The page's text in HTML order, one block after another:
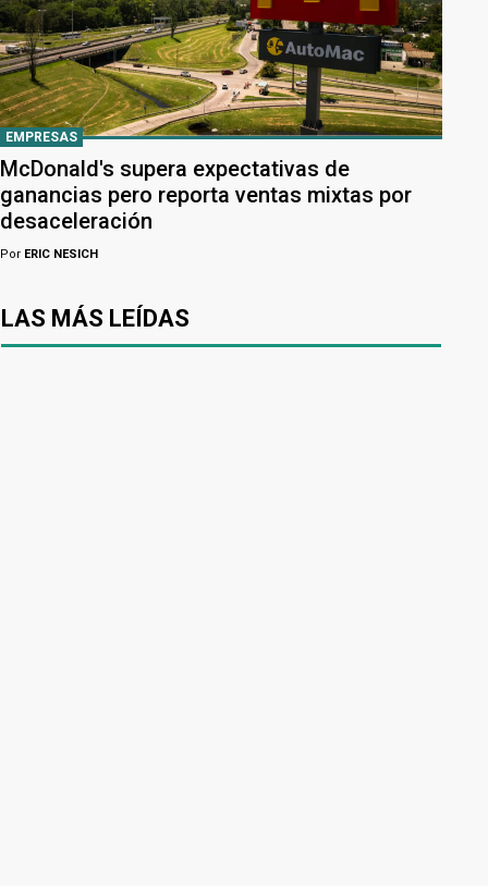
EMPRESAS
McDonald's supera expectativas de
ganancias pero reporta ventas mixtas por
desaceleración
Por ERIC NESICH
LAS MÁS LEÍDAS